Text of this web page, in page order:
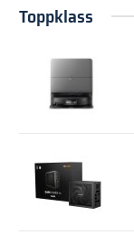
Toppklass